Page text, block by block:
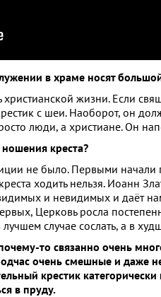
в храме носят
жизни. Если
с шеи. Наоборот, он
люди, а христиане. Он
креста?
не было. Первыми
ходить нельзя. Иоанн
и невидимых и даёт
Церковь росла
случае сослать, а в
то связанно очень
очень смешные и даже
крестик категорически
в пруду.